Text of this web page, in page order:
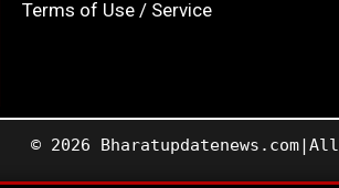
Terms of Use / Service
© 2026